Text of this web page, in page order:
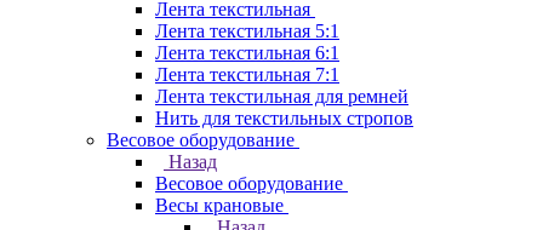
Лента текстильная
Лента текстильная 5:1
Лента текстильная 6:1
Лента текстильная 7:1
Лента текстильная для ремней
Нить для текстильных стропов
Весовое оборудование
Назад
Весовое оборудование
Весы крановые